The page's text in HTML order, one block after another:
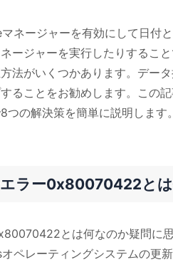
ネージャーを有効にして日付
ージャーを実行したりするこ
法がいくつかあります。デー
ることをお勧めします。この
つの解決策を簡単に説明します
ラー0x80070422と
とは何なのか疑問に
ペレーティングシステムの更